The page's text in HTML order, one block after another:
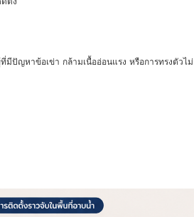
ปัญหาข้อเข่า กล้ามเนื้ออ่อนแรง หรือการทรงตัวไม่